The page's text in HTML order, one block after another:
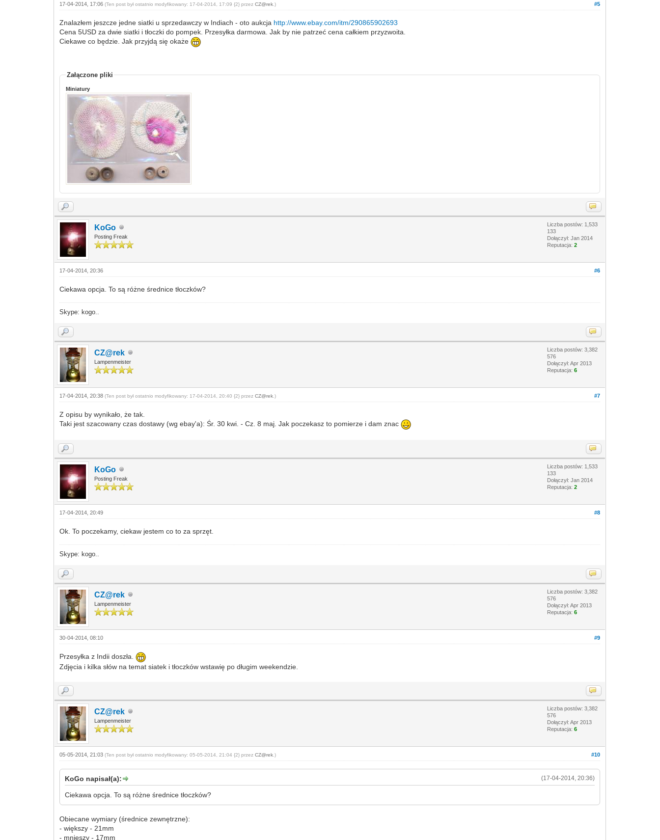
#5
17-04-2014, 17:06(Ten post był ostatnio modyfikowany: 17-04-2014, 17:09 {2} przezCZ@rek .)
Znalazłem jeszcze jedne siatki u sprzedawczy w Indiach - oto aukcja http://www.ebay.com/itm/290865902693
Cena 5USD za dwie siatki i tłoczki do pompek. Przesyłka darmowa. Jak by nie patrzeć cena całkiem przyzwoita.
Ciekawe co będzie. Jak przyjdą się okaże
Załączone pliki
Miniatury
KoGo
Posting Freak
Liczba postów: 1,533
133
Dołączył: Jan 2014
Reputacja:2
#6
17-04-2014, 20:36
Ciekawa opcja. To są różne średnice tłoczków?
Skype: kogo..
CZ@rek
Lampenmeister
Liczba postów: 3,382
576
Dołączył: Apr 2013
Reputacja:6
#7
17-04-2014, 20:38(Ten post był ostatnio modyfikowany: 17-04-2014, 20:40 {2} przezCZ@rek .)
Z opisu by wynikało, że tak.
Taki jest szacowany czas dostawy (wg ebay'a): Śr. 30 kwi. - Cz. 8 maj. Jak poczekasz to pomierze i dam znac
KoGo
Posting Freak
Liczba postów: 1,533
133
Dołączył: Jan 2014
Reputacja:2
#8
17-04-2014, 20:49
Ok. To poczekamy, ciekaw jestem co to za sprzęt.
Skype: kogo..
CZ@rek
Lampenmeister
Liczba postów: 3,382
576
Dołączył: Apr 2013
Reputacja:6
#9
30-04-2014, 08:10
Przesyłka z Indii doszła.
Zdjęcia i kilka słów na temat siatek i tłoczków wstawię po długim weekendzie.
CZ@rek
Lampenmeister
Liczba postów: 3,382
576
Dołączył: Apr 2013
Reputacja:6
#10
05-05-2014, 21:03(Ten post był ostatnio modyfikowany: 05-05-2014, 21:04 {2} przezCZ@rek .)
(17-04-2014, 20:36)
KoGo napisał(a):
Ciekawa opcja. To są różne średnice tłoczków?
Obiecane wymiary (średnice zewnętrzne):
- większy - 21mm
- mnieszy - 17mm